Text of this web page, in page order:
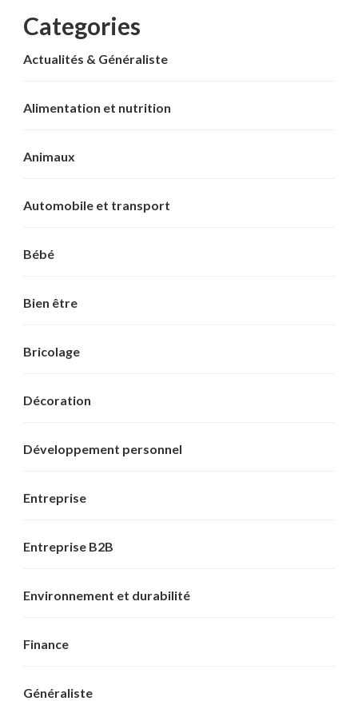
Categories
Actualités & Généraliste
Alimentation et nutrition
Animaux
Automobile et transport
Bébé
Bien être
Bricolage
Décoration
Développement personnel
Entreprise
Entreprise B2B
Environnement et durabilité
Finance
Généraliste